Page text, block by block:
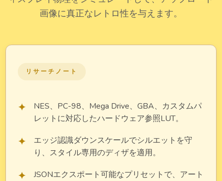
画像に真正なレトロ性を与えます。
リサーチノート
NES、PC-98、Mega Drive、GBA、カスタムパ
レットに対応したハードウェア参照LUT。
エッジ認識ダウンスケールでシルエットを守
り、スタイル専用のディザを適用。
JSONエクスポート可能なプリセットで、アート